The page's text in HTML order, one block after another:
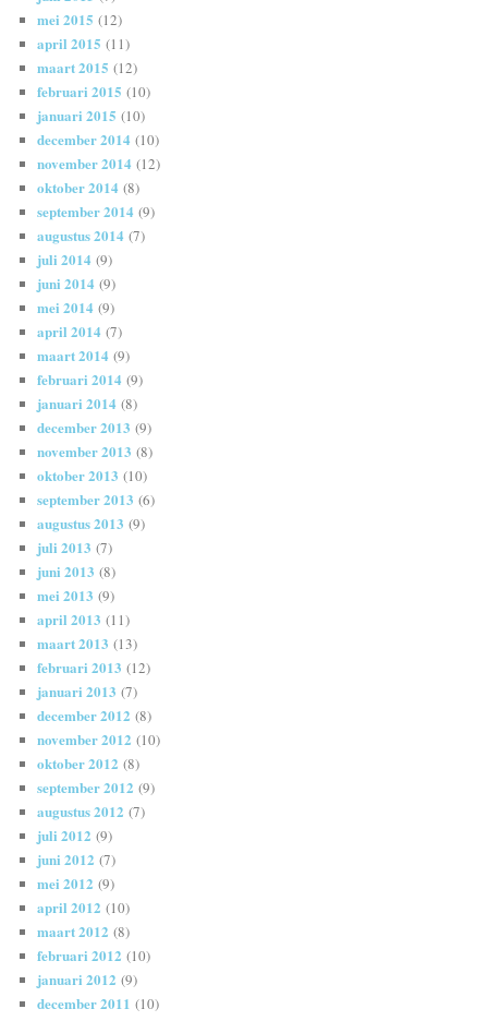
mei 2015 (12)
april 2015 (11)
maart 2015 (12)
februari 2015 (10)
januari 2015 (10)
december 2014 (10)
november 2014 (12)
oktober 2014 (8)
september 2014 (9)
augustus 2014 (7)
juli 2014 (9)
juni 2014 (9)
mei 2014 (9)
april 2014 (7)
maart 2014 (9)
februari 2014 (9)
januari 2014 (8)
december 2013 (9)
november 2013 (8)
oktober 2013 (10)
september 2013 (6)
augustus 2013 (9)
juli 2013 (7)
juni 2013 (8)
mei 2013 (9)
april 2013 (11)
maart 2013 (13)
februari 2013 (12)
januari 2013 (7)
december 2012 (8)
november 2012 (10)
oktober 2012 (8)
september 2012 (9)
augustus 2012 (7)
juli 2012 (9)
juni 2012 (7)
mei 2012 (9)
april 2012 (10)
maart 2012 (8)
februari 2012 (10)
januari 2012 (9)
december 2011 (10)